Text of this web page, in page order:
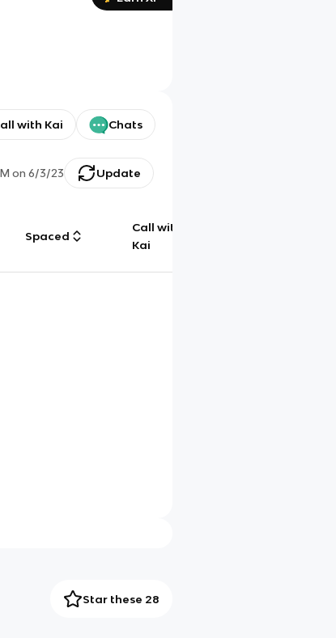
with Kai Chats
on 6/3/23 Update
Spaced
Call with
Kai
Star these 28